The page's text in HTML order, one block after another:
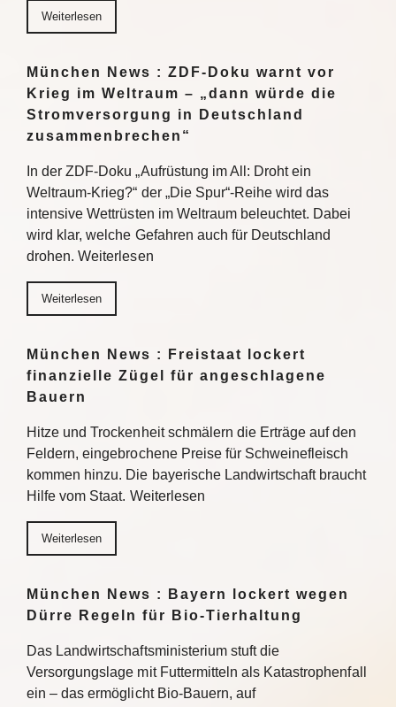
Weiterlesen
München News : ZDF-Doku warnt vor
Krieg im Weltraum – „dann würde die
Stromversorgung in Deutschland
zusammenbrechen“
In der ZDF-Doku „Aufrüstung im All: Droht ein
Weltraum-Krieg?“ der „Die Spur“-Reihe wird das
intensive Wettrüsten im Weltraum beleuchtet. Dabei
wird klar, welche Gefahren auch für Deutschland
drohen. Weiterlesen
Weiterlesen
München News : Freistaat lockert
finanzielle Zügel für angeschlagene
Bauern
Hitze und Trockenheit schmälern die Erträge auf den
Feldern, eingebrochene Preise für Schweinefleisch
kommen hinzu. Die bayerische Landwirtschaft braucht
Hilfe vom Staat. Weiterlesen
Weiterlesen
München News : Bayern lockert wegen
Dürre Regeln für Bio-Tierhaltung
Das Landwirtschaftsministerium stuft die
Versorgungslage mit Futtermitteln als Katastrophenfall
ein – das ermöglicht Bio-Bauern, auf